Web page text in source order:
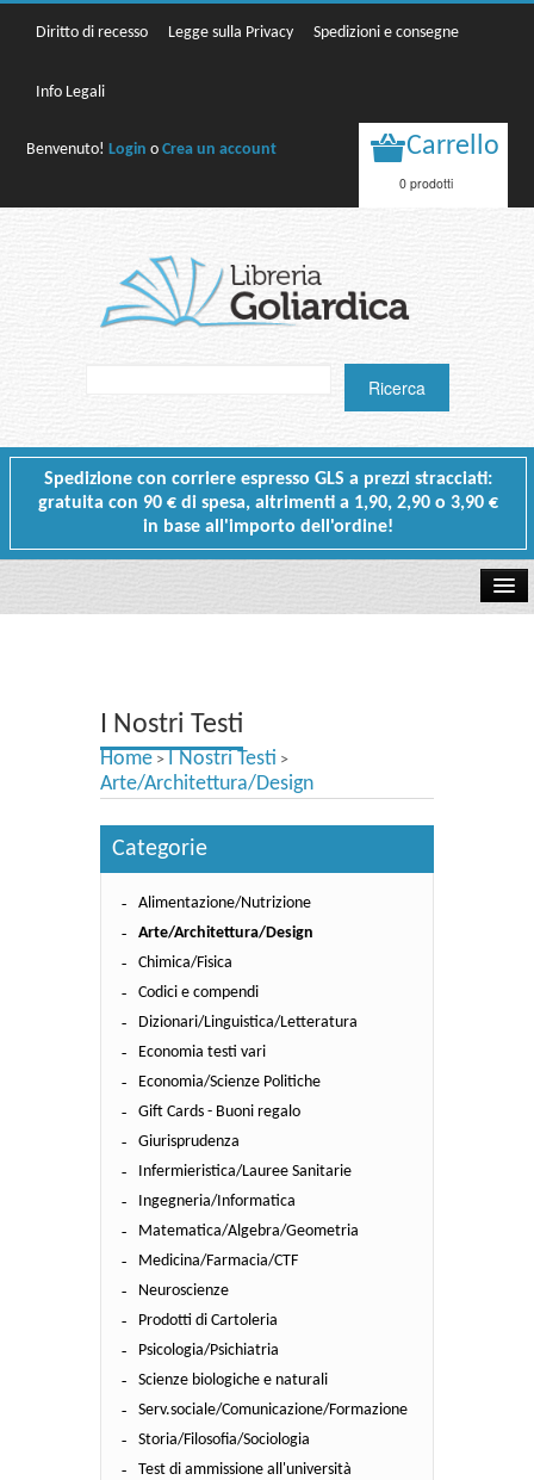
Diritto di recesso Legge sulla Privacy Spedizioni e consegne
Info Legali
Benvenuto!Login oCrea un account Carrello
0 prodotti
Spedizione con corriere espresso GLS a prezzi stracciati:
gratuita con 90 € di spesa, altrimenti a 1,90, 2,90 o 3,90 €
in base all'importo dell'ordine!
Testi scolastici
Carta Cultura e Carta del Merito - Carta Docente
I Nostri Testi
Home > I Nostri Testi >
Arte/Architettura/Design
Categorie
Alimentazione/Nutrizione
Arte/Architettura/Design
Chimica/Fisica
Codici e compendi
Dizionari/Linguistica/Letteratura
Economia testi vari
Economia/Scienze Politiche
Gift Cards - Buoni regalo
Giurisprudenza
Infermieristica/Lauree Sanitarie
Ingegneria/Informatica
Matematica/Algebra/Geometria
Medicina/Farmacia/CTF
Neuroscienze
Prodotti di Cartoleria
Psicologia/Psichiatria
Scienze biologiche e naturali
Serv.sociale/Comunicazione/Formazione
Storia/Filosofia/Sociologia
Test di ammissione all'università